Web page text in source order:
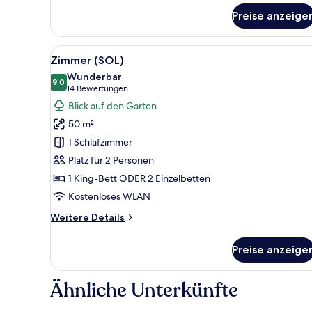
Preise
Alle
Fotos
für
Zimmer
(SOL)
anzeigen
Ein modernes Hotelzimmer
7
Zimmer (SOL)
9,09,0 von 10
Wunderbar
14 Bewertungen
(14
Bewertungen)
Blick auf den Garten
50 m²
1 Schlafzimmer
Platz für 2 Personen
1 King-Bett ODER 2 Einzelbetten
Kostenloses WLAN
Weitere Details
Weitere
(SOL)
Preise
Ähnliche Unterkünfte